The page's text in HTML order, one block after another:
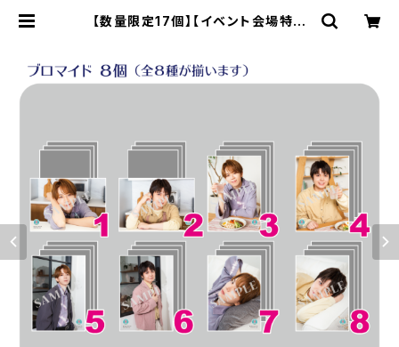
【数量限定17個】【イベント会場特典
ブロマイド コンプリートセット | SE
COND LINE ONLINE SHOP